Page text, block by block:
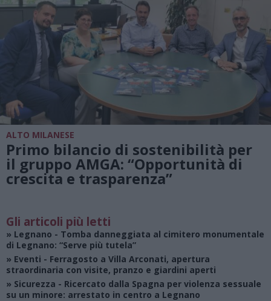
ALTO MILANESE
Primo bilancio di sostenibilità per
il gruppo AMGA: “Opportunità di
crescita e trasparenza”
Gli articoli più letti
» Legnano - Tomba danneggiata al cimitero monumentale
di Legnano: “Serve più tutela”
» Eventi - Ferragosto a Villa Arconati, apertura
straordinaria con visite, pranzo e giardini aperti
» Sicurezza - Ricercato dalla Spagna per violenza sessuale
su un minore: arrestato in centro a Legnano